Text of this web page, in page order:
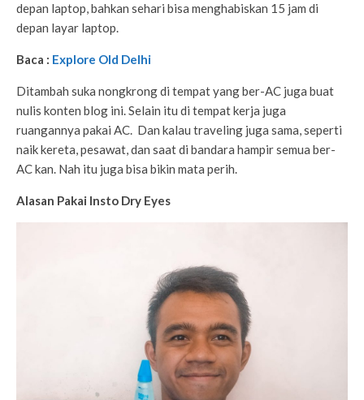
depan laptop, bahkan sehari bisa menghabiskan 15 jam di
depan layar laptop.
Baca : Explore Old Delhi
Ditambah suka nongkrong di tempat yang ber-AC juga buat
nulis konten blog ini. Selain itu di tempat kerja juga
ruangannya pakai AC. Dan kalau traveling juga sama, seperti
naik kereta, pesawat, dan saat di bandara hampir semua ber-
AC kan. Nah itu juga bisa bikin mata perih.
Alasan Pakai Insto Dry Eyes